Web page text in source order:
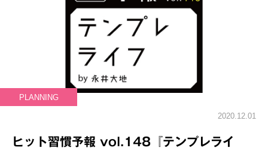
PLANNING
2020.12.01
ヒット習慣予報 vol.148『テンプレライ